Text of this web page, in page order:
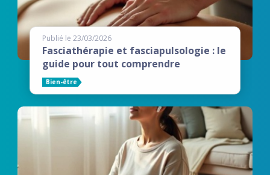
Publié le 23/03/2026
Fasciathérapie et fasciapulsologie : le
guide pour tout comprendre
Bien-être